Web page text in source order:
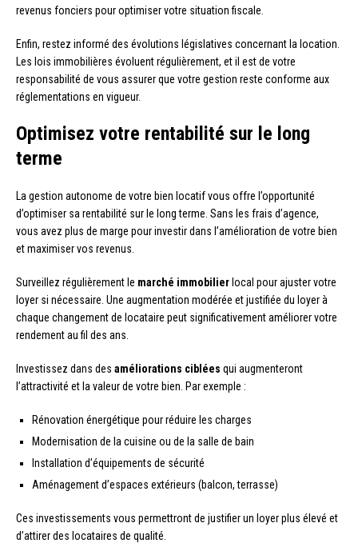
revenus fonciers pour optimiser votre situation fiscale.
Enfin, restez informé des évolutions législatives concernant la location.
Les lois immobilières évoluent régulièrement, et il est de votre
responsabilité de vous assurer que votre gestion reste conforme aux
réglementations en vigueur.
Optimisez votre rentabilité sur le long
terme
La gestion autonome de votre bien locatif vous offre l’opportunité
d’optimiser sa rentabilité sur le long terme. Sans les frais d’agence,
vous avez plus de marge pour investir dans l’amélioration de votre bien
et maximiser vos revenus.
Surveillez régulièrement le marché immobilier local pour ajuster votre
loyer si nécessaire. Une augmentation modérée et justifiée du loyer à
chaque changement de locataire peut significativement améliorer votre
rendement au fil des ans.
Investissez dans des améliorations ciblées qui augmenteront
l’attractivité et la valeur de votre bien. Par exemple :
Rénovation énergétique pour réduire les charges
Modernisation de la cuisine ou de la salle de bain
Installation d’équipements de sécurité
Aménagement d’espaces extérieurs (balcon, terrasse)
Ces investissements vous permettront de justifier un loyer plus élevé et
d’attirer des locataires de qualité.